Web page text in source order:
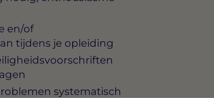
en/of
tijdens je opleiding
systematisch